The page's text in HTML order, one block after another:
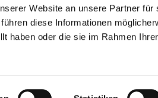
Website an unsere Partner für
diese Informationen
haben oder die sie im Rahmen